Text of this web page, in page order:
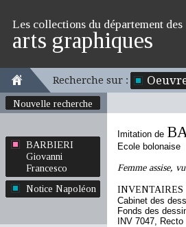
Les collections du département des
arts graphiques
Recherche sur :
Nouvelle recherche
BARBIERI
Giovanni
Francesco
Notice Napoléon
Imitation de
Ecole bolonaise
Femme assise,
INVENTAIRES
Cabinet des
Fonds des
INV 7047, Recto